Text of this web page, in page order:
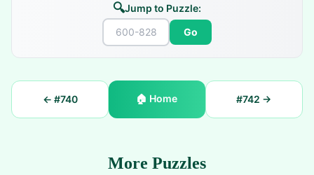
🔍Jump to Puzzle:
Go
← #740 🏠 Home #742 →
More Puzzles